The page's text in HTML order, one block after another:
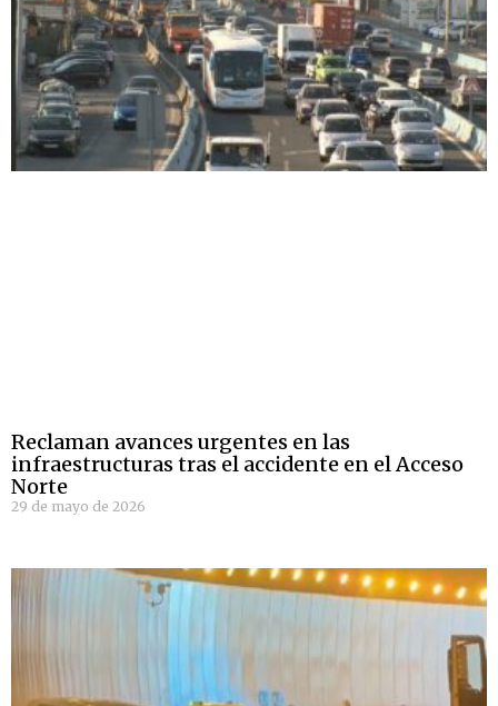
Reclaman avances urgentes en las
infraestructuras tras el accidente en el Acceso
Norte
29 de mayo de 2026